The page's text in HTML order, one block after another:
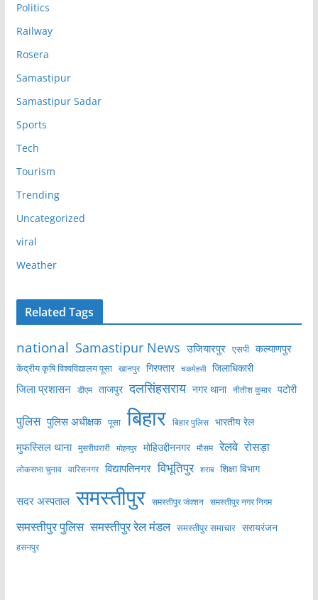
Politics
Railway
Rosera
Samastipur
Samastipur Sadar
Sports
Tech
Tourism
Trending
Uncategorized
viral
Weather
Related Tags
national Samastipur News उजियारपुर एसपी कल्याणपुर
केंद्रीय कृषि विश्वविद्यालय पूसा खानपुर गिरफ्तार चकमेहसी जिलाधिकारी
जिला प्रशासन डीएम ताजपुर दलसिंहसराय नगर थाना नीतीश कुमार पटोरी
पुलिस पुलिस अधीक्षक पूसा बिहार बिहार पुलिस भारतीय रेल
मुफस्सिल थाना मुसरीघरारी मोहनपुर मोहिउद्दीननगर मौसम रेलवे रोसड़ा
लोकसभा चुनाव वारिसनगर विद्यापतिनगर विभूतिपुर शराब शिक्षा विभाग
सदर अस्पताल समस्तीपुर समस्तीपुर जंक्शन समस्तीपुर नगर निगम
समस्तीपुर पुलिस समस्तीपुर रेल मंडल समस्तीपुर समाचार सरायरंजन
हसनपुर